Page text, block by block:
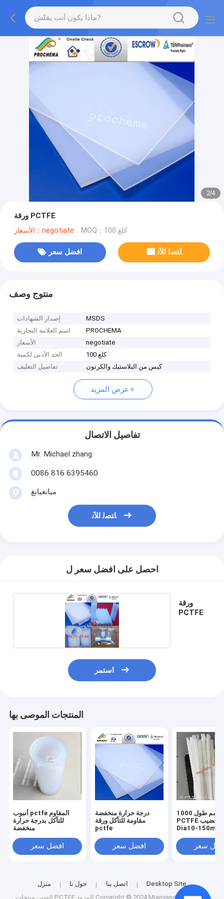
2/4
ورقة PCTFE
الأسعار：negotiate MOQ：100 كلغ
افضل سعر ﺎﺘﺼﻟ ﺍﻶﻧ
منتوج وصف
إصدار الشهادات
MSDS
اسم العلامة التجارية
PROCHEMA
الأسعار
negotiate
الحد الأدنى لكمية
100 كلغ
تفاصيل التغليف
كيس من البلاستيك والكرتون
عرض المزيد
تفاصيل الاتصال
Mr. Michael zhang
0086 816 6395460
ميانغيانغ
ﺎﺘﺼﻟ ﺍﻶﻧ
احصل على افضل سعر ل
ورقة
PCTFE
استمر
المنتجات الموصى بها
أنبوب pctfe المقاوم
للتآكل بدرجة حرارة
منخفضة
افضل سعر
درجة حرارة منخفضة
مقاومة للتآكل ورقة
pctfe
افضل سعر
1000 مم طول Chinse
PCTFE مقذوف قضيب
Dia10-150mm
سعر
منزل حول نا اتصل بنا
Desktop Site
الصين منتجات PCTFEالمزود.Copyright © 2024 Mianyang Prochema